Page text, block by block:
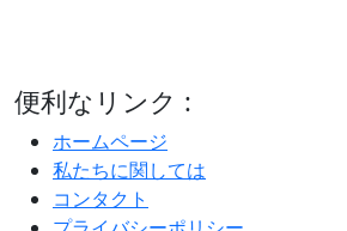
便利なリンク :
ホームページ
私たちに関しては
コンタクト